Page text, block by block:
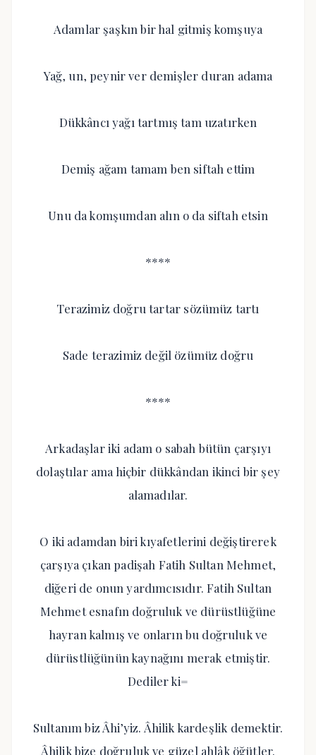
Adamlar şaşkın bir hal gitmiş komşuya
Yağ, un, peynir ver demişler duran adama
Dükkâncı yağı tartmış tam uzatırken
Demiş ağam tamam ben siftah ettim
Unu da komşumdan alın o da siftah etsin
****
Terazimiz doğru tartar sözümüz tartı
Sade terazimiz değil özümüz doğru
****
Arkadaşlar iki adam o sabah bütün çarşıyı
dolaştılar ama hiçbir dükkândan ikinci bir şey
alamadılar.
O iki adamdan biri kıyafetlerini değiştirerek
çarşıya çıkan padişah Fatih Sultan Mehmet,
diğeri de onun yardımcısıdır. Fatih Sultan
Mehmet esnafın doğruluk ve dürüstlüğüne
hayran kalmış ve onların bu doğruluk ve
dürüstlüğünün kaynağını merak etmiştir.
Dediler ki=
Sultanım biz Âhi’yiz. Âhilik kardeşlik demektir.
Âhilik bize doğruluk ve güzel ahlâk öğütler.